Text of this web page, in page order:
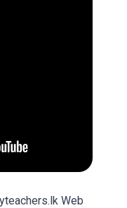
Web